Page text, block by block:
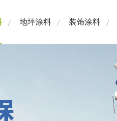
地坪涂料 装饰涂料